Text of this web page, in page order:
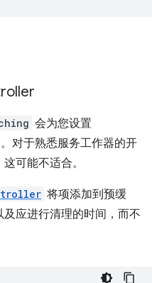
会为您设置
对于熟悉服务工作器的开
可能不适合。
将项添加到预缓
应进行清理的时间，而不